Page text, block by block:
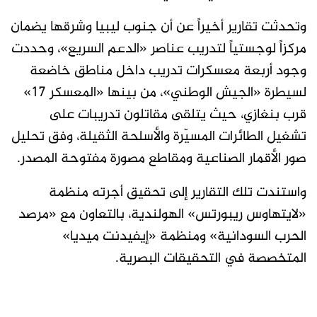
وتحدثت تقارير أخيراً عن أن جنوب ليبيا وشرقها يضمان
مركزاً لوجستياً لتدريب عناصر «الدعم السريع»، وحددت
وجود أربعة معسكرات تدريب داخل مناطق خاضعة
لسيطرة «الجيش الوطني»، من بينها «المعسكر 17»
قرب بنغازي، حيث يتلقى مقاتلون تدريبات على
تشغيل الطائرات المسيّرة والأسلحة الثقيلة، وفق تحليل
صور الأقمار الصناعية ومقاطع مصورة مفتوحة المصدر.
واستندت تلك التقارير إلى تحقيق أجرته منظمة
«لايتهاوس ريبورتس» الهولندية، بالتعاون مع «مرصد
الحرب السودانية» ومنظمة «إيفيدنت ميديا»
المتخصصة في التحقيقات البصرية.